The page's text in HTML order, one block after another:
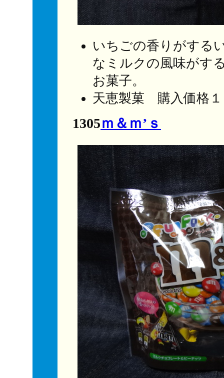
いちごの香りがする
なミルクの風味がす
お菓子。
天恵製菓 購入価格１
1305ｍ＆ｍ’ｓ